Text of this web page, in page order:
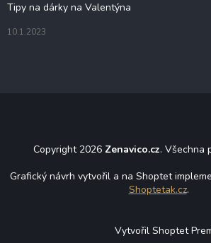
Tipy na dárky na Valentýna
10.1.2023
Copyright 2026 Zenavico.cz. Všechna
Grafický návrh vytvořil a na Shoptet
Shoptetak.cz.
Vytvořil Shoptet